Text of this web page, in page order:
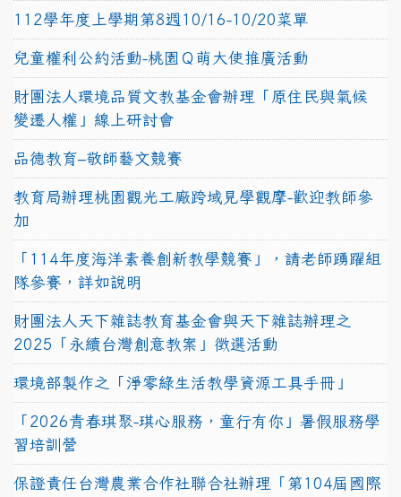
112學年度上學期第8週10/16-10/20菜單
兒童權利公約活動-桃園Ｑ萌大使推廣活動
財團法人環境品質文教基金會辦理「原住民與氣候
變遷人權」線上研討會
品德教育–敬師藝文競賽
教育局辦理桃園觀光工廠跨域見學觀摩-歡迎教師參
加
「114年度海洋素養創新教學競賽」，請老師踴躍組
隊參賽，詳如說明
財團法人天下雜誌教育基金會與天下雜誌辦理之
2025「永續台灣創意教案」徵選活動
環境部製作之「淨零綠生活教學資源工具手冊」
「2026青春琪聚-琪心服務，童行有你」暑假服務學
習培訓營
保證責任台灣農業合作社聯合社辦理「第104屆國際